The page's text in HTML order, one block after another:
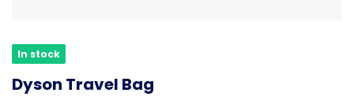
In stock
Dyson Travel Bag